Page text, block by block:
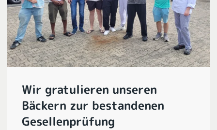
Wir gratulieren unseren
Bäckern zur bestandenen
Gesellenprüfung